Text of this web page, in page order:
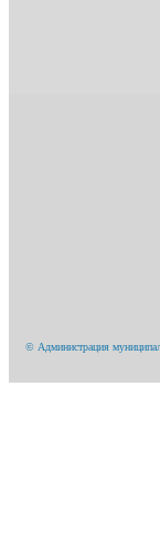
© Администрация